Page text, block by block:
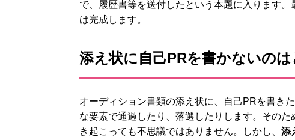
で、履歴書等を送付したという本題に入ります
は完成します。
添え状に自己PRを書かないのは
オーディション書類の添え状に、自己PRを書き
な要素で通過したり、落選したりします。その
き起こっても不思議ではありません。しかし、 添